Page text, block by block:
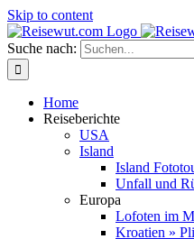
Skip to content
Suche nach:
Home
Reiseberichte
USA
Island
Island
Unfall und
Europa
Lofoten im
Kroatien »